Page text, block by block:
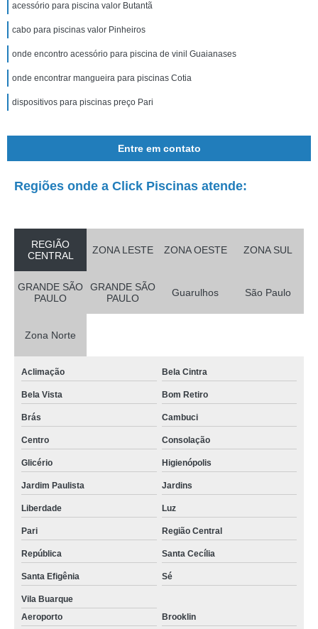
acessório para piscina valor Butantã
cabo para piscinas valor Pinheiros
onde encontro acessório para piscina de vinil Guaianases
onde encontrar mangueira para piscinas Cotia
dispositivos para piscinas preço Pari
Entre em contato
Regiões onde a Click Piscinas atende:
REGIÃO
CENTRAL
ZONA LESTE ZONA OESTE ZONA SUL
GRANDE SÃO
PAULO
GRANDE SÃO
PAULO
Guarulhos São Paulo
Zona Norte
Aclimação Bela Cintra
Bela Vista Bom Retiro
Brás Cambuci
Centro Consolação
Glicério Higienópolis
Jardim Paulista Jardins
Liberdade Luz
Pari Região Central
República Santa Cecília
Santa Efigênia Sé
Vila Buarque
Aeroporto
Brooklin